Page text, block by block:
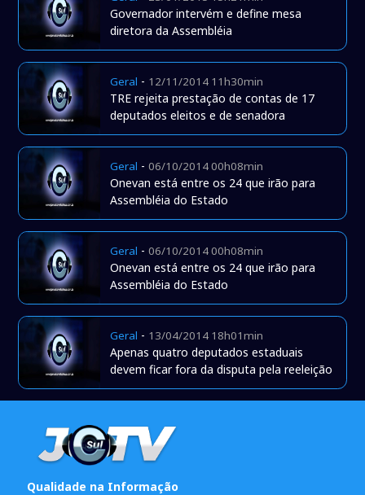
Governador intervém e define mesa
diretora da Assembléia
Geral - 12/11/2014 11h30min
TRE rejeita prestação de contas de 17
deputados eleitos e de senadora
Geral -06/10/2014 00h08min
Onevan está entre os 24 que irão para
Assembléia do Estado
Geral -06/10/2014 00h08min
Onevan está entre os 24 que irão para
Assembléia do Estado
Geral - 13/04/2014 18h01min
Apenas quatro deputados estaduais
devem ficar fora da disputa pela reeleição
Qualidade na Informação